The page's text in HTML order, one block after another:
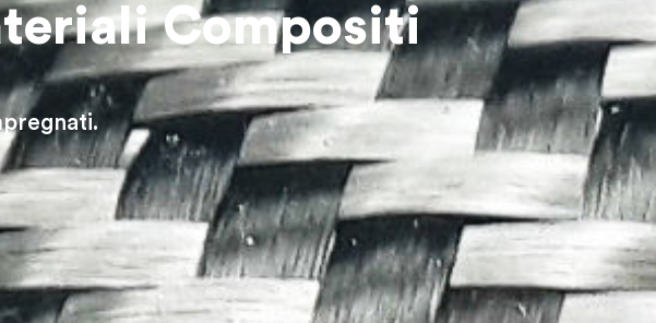
Compositi